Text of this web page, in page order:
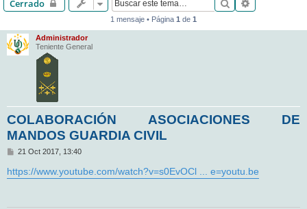
Cerrado Buscar
1 mensaje • Página 1 de 1
Administrador
Teniente General
COLABORACIÓN ASOCIACIONES DE
MANDOS GUARDIA CIVIL
M
n
s
21 Oct 2017, 13:40
https://www.youtube.com/watch?v=s0EvOCl ... e=youtu.be